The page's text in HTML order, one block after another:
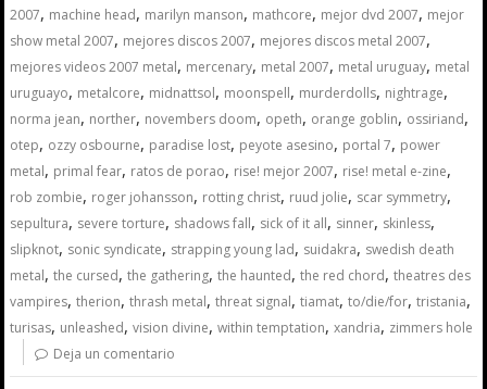
2007, machine head, marilyn manson, mathcore, mejor dvd 2007, mejor
show metal 2007, mejores discos 2007, mejores discos metal 2007,
mejores videos 2007 metal, mercenary, metal 2007, metal uruguay, metal
uruguayo, metalcore, midnattsol, moonspell, murderdolls, nightrage,
norma jean, norther, novembers doom, opeth, orange goblin, ossiriand,
otep, ozzy osbourne, paradise lost, peyote asesino, portal 7, power
metal, primal fear, ratos de porao, rise! mejor 2007, rise! metal e-zine,
rob zombie, roger johansson, rotting christ, ruud jolie, scar symmetry,
sepultura, severe torture, shadows fall, sick of it all, sinner, skinless,
slipknot, sonic syndicate, strapping young lad, suidakra, swedish death
metal,the cursed,the gathering,the haunted,the red chord,theatres des
vampires,therion,thrash metal,threat signal,tiamat,to/die/for,tristania,
turisas, unleashed,vision divine,within temptation,xandria, zimmers hole
Deja un comentario